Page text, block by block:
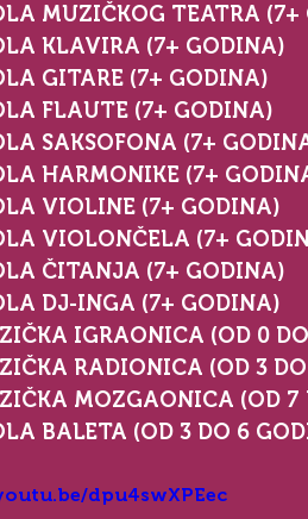
MUZIČKOG TEATRA
KLAVIRA (7+ GODINA)
GITARE (7+ GODINA)
FLAUTE (7+ GODINA)
SAKSOFONA (7+
HARMONIKE (7+
VIOLINE (7+ GODINA)
VIOLONČELA (7+
ČITANJA (7+ GODINA)
DJ-INGA (7+ GODINA)
IGRAONICA (OD 0
RADIONICA (OD 3
MOZGAONICA (OD 7
BALETA (OD 3 DO 6
dpu4swXPEec